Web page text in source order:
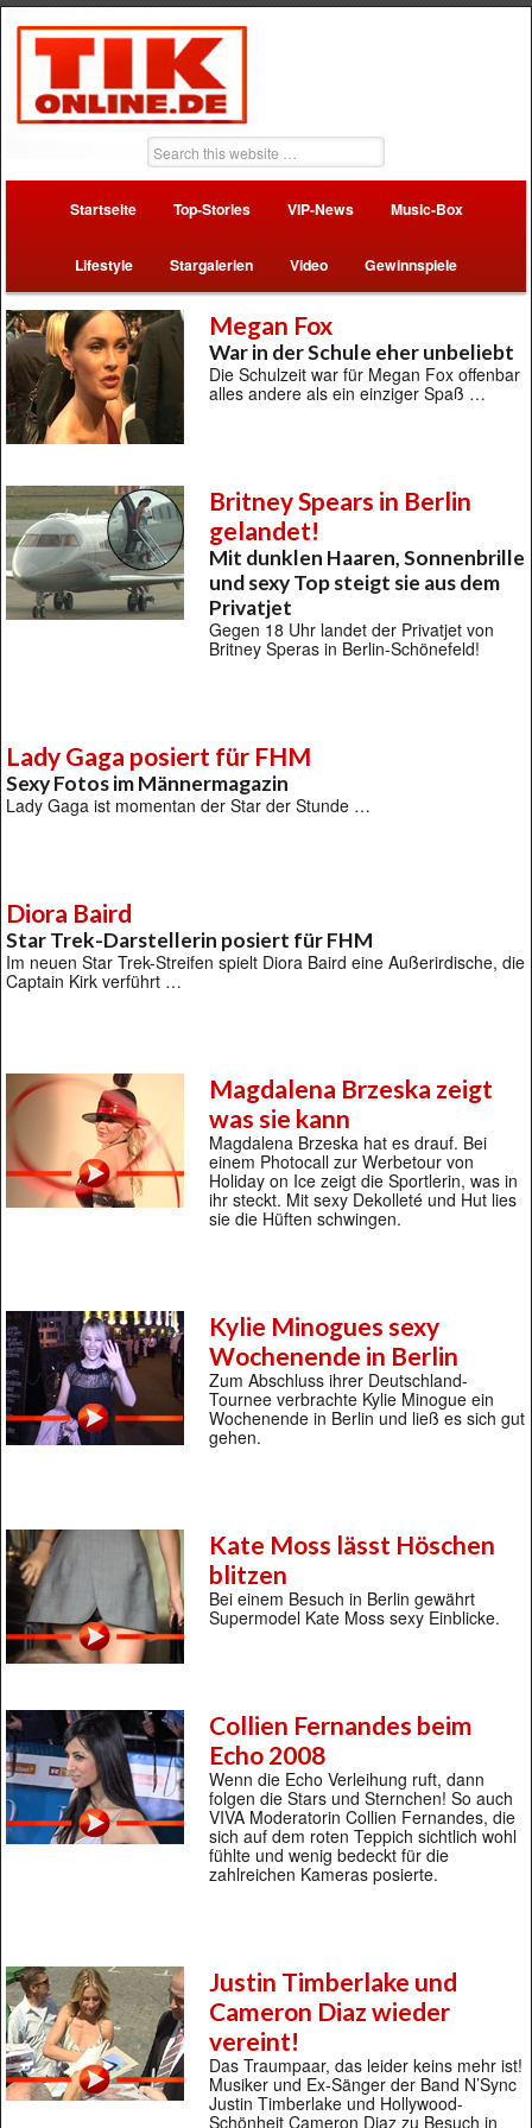
Startseite Top-Stories VIP-News Music-Box
Lifestyle Stargalerien Video Gewinnspiele
Megan Fox
War in der Schule eher unbeliebt
Die Schulzeit war für Megan Fox offenbar
alles andere als ein einziger Spaß …
Britney Spears in Berlin
gelandet!
Mit dunklen Haaren, Sonnenbrille
und sexy Top steigt sie aus dem
Privatjet
Gegen 18 Uhr landet der Privatjet von
Britney Speras in Berlin-Schönefeld!
Lady Gaga posiert für FHM
Sexy Fotos im Männermagazin
Lady Gaga ist momentan der Star der Stunde …
Diora Baird
Star Trek-Darstellerin posiert für FHM
Im neuen Star Trek-Streifen spielt Diora Baird eine Außerirdische, die
Captain Kirk verführt …
Magdalena Brzeska zeigt
was sie kann
Magdalena Brzeska hat es drauf. Bei
einem Photocall zur Werbetour von
Holiday on Ice zeigt die Sportlerin, was in
ihr steckt. Mit sexy Dekolleté und Hut lies
sie die Hüften schwingen.
Kylie Minogues sexy
Wochenende in Berlin
Zum Abschluss ihrer Deutschland-
Tournee verbrachte Kylie Minogue ein
Wochenende in Berlin und ließ es sich gut
gehen.
Kate Moss lässt Höschen
blitzen
Bei einem Besuch in Berlin gewährt
Supermodel Kate Moss sexy Einblicke.
Collien Fernandes beim
Echo 2008
Wenn die Echo Verleihung ruft, dann
folgen die Stars und Sternchen! So auch
VIVA Moderatorin Collien Fernandes, die
sich auf dem roten Teppich sichtlich wohl
fühlte und wenig bedeckt für die
zahlreichen Kameras posierte.
Justin Timberlake und
Cameron Diaz wieder
vereint!
Das Traumpaar, das leider keins mehr ist!
Musiker und Ex-Sänger der Band N’Sync
Justin Timberlake und Hollywood-
Schönheit Cameron Diaz zu Besuch in